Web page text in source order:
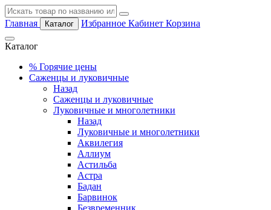
Главная Каталог Избранное Кабинет Корзина
Каталог
% Горячие цены
Саженцы и луковичные
Назад
Саженцы и луковичные
Луковичные и многолетники
Назад
Луковичные и многолетники
Аквилегия
Аллиум
Астильба
Астра
Бадан
Барвинок
Безвременник